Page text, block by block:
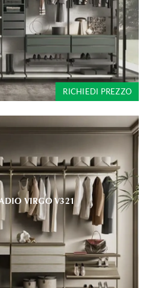
RICHIEDI PREZZO
VIRGO V321